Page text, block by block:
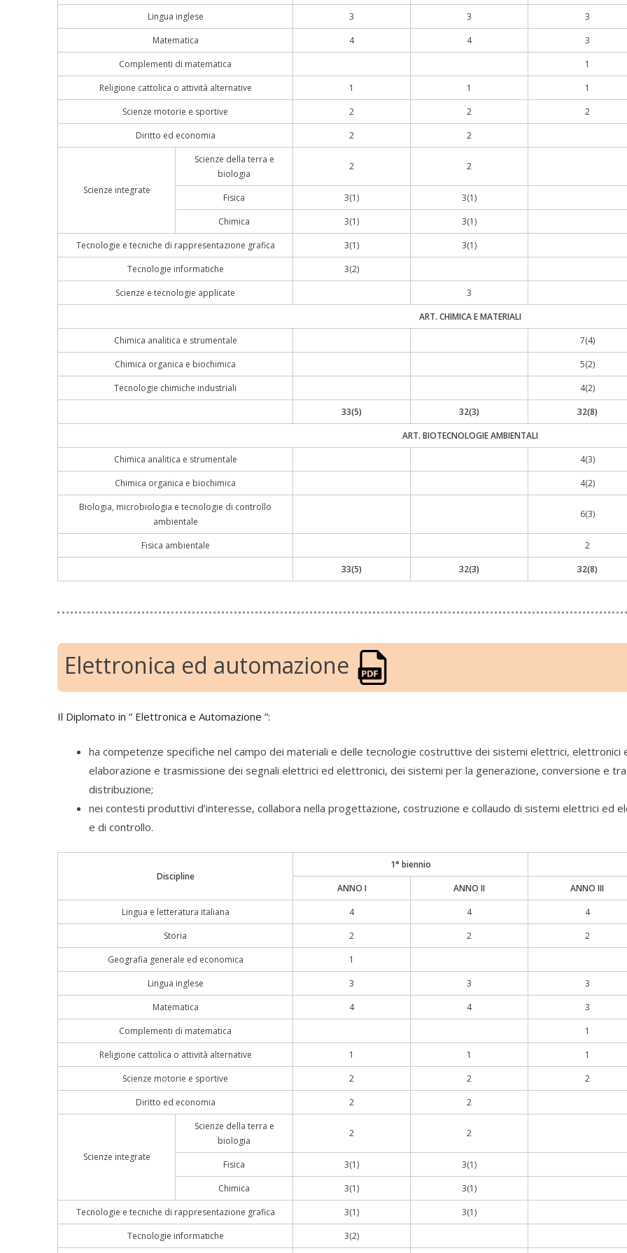
Lingua inglese
3 3 3
Matematica
4 4 3
Complementi di matematica
1
Religione cattolica o attività alternative
1 1 1
Scienze motorie e sportive
2 2 2
Diritto ed economia
2 2
Scienze integrate
Scienze della terra e
biologia
2 2
Fisica 3(1)
3(1)
Chimica
3(1)
3(1)
Tecnologie e tecniche di rappresentazione grafica
3(1)
3(1)
Tecnologie informatiche
3(2)
Scienze e tecnologie applicate
3
ART. CHIMICA E MATERIALI
Chimica analitica e strumentale
7(4)
Chimica organica e biochimica
5(2)
Tecnologie chimiche industriali
4(2)
33(5)
32(3) 32(8)
ART. BIOTECNOLOGIE AMBIENTALI
Chimica analitica e strumentale
4(3)
Chimica organica e biochimica
4(2)
Biologia, microbiologia e tecnologie di controllo
ambientale
6(3)
Fisica ambientale 2
33(5)
32(3) 32(8)
Elettronica ed automazione
Il Diplomato in “ Elettronica e Automazione ”:
ha competenze specifiche nel campo dei materiali e delle tecnologie costruttive dei sistemi elettrici, elettronici
elaborazione e trasmissione dei segnali elettrici ed elettronici, dei sistemi per la generazione, conversione e
distribuzione;
nei contesti produttivi d’interesse, collabora nella progettazione, costruzione e collaudo di sistemi elettrici ed
e di controllo.
Discipline
1° biennio
ANNO I
ANNO II ANNO III
Lingua e letteratura italiana
4 4 4
Storia
2 2 2
Geografia generale ed economica
1
Lingua inglese
3 3 3
Matematica
4 4 3
Complementi di matematica
1
Religione cattolica o attività alternative
1 1 1
Scienze motorie e sportive
2 2 2
Diritto ed economia
2 2
Scienze integrate
Scienze della terra e
biologia
2 2
Fisica 3(1)
3(1)
Chimica
3(1)
3(1)
Tecnologie e tecniche di rappresentazione grafica
3(1)
3(1)
Tecnologie informatiche
3(2)